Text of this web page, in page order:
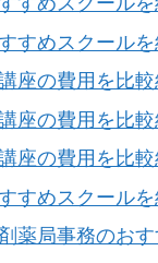
すめスクール
座の費用を比較
座の費用を比較
座の費用を比較
すめスクール
薬局事務のお